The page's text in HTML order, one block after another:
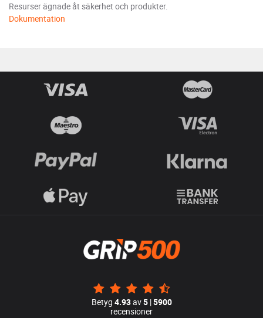
Resurser ägnade åt säkerhet och produkter.
Dokumentation
Betyg 4.93av5|5900
recensioner